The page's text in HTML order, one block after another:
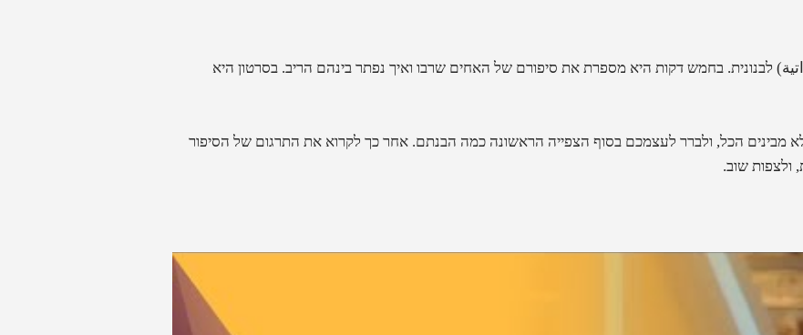
) לבנונית. בחמש דקות היא מספרת את סיפורם של האחים שרבו ואיך נפתר בינהם הריב. בסרטון היא
מבינים הכל, ולברר לעצמכם בסוף הצפייה הראשונה כמה הבנתם. אחר כך לקרוא את התרגום של הסיפור
ולצפות שוב.